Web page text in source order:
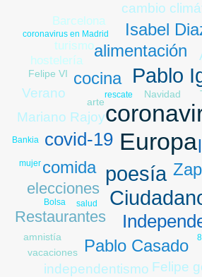
Europa
poesía
Pablo
covid-19
alimentación
cocina
Pablo Casado
comida
Isabel
elecciones
Restaurantes
Felipe
Mariano Rajoy
Verano
cambio
independentismo
hostelería
Barcelona
turismo
arte
Navidad
amnistía
Felipe VI
vacaciones
Bolsa
coronavirus en Madrid
mujer
rescate
salud
Bankia